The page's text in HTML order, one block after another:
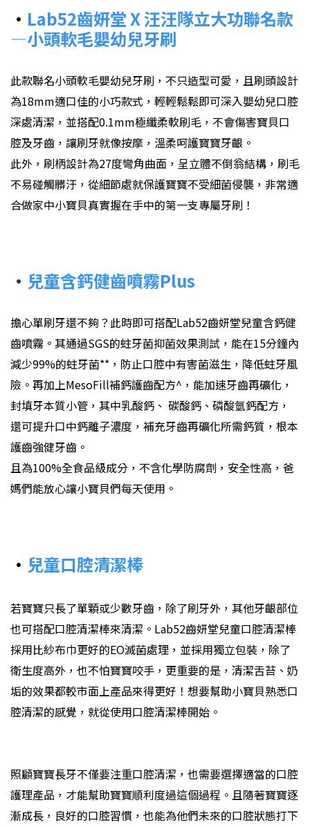
• Lab52齒妍堂 X 汪汪隊立大功聯名款
—小頭軟毛嬰幼兒牙刷
此款聯名小頭軟毛嬰幼兒牙刷，不只造型可愛，且刷頭設計
為18mm適口佳的小巧款式，輕輕鬆鬆即可深入嬰幼兒口腔
深處清潔，並搭配0.1mm極纖柔軟刷毛，不會傷害寶貝口
腔及牙齒，讓刷牙就像按摩，溫柔呵護寶寶牙齦。
此外，刷柄設計為27度彎角曲面，呈立體不倒翁結構，刷毛
不易碰觸髒汙，從細節處就保護寶寶不受細菌侵襲，非常適
合做家中小寶貝真實握在手中的第一支專屬牙刷！
• 兒童含鈣健齒噴霧Plus
擔心單刷牙還不夠？此時即可搭配Lab52齒妍堂兒童含鈣健
齒噴霧。其通過SGS的蛀牙菌抑菌效果測試，能在15分鐘內
減少99%的蛀牙菌**，防止口腔中有害菌滋生，降低蛀牙風
險。再加上MesoFill補鈣護齒配方^，能加速牙齒再礦化，
封填牙本質小管，其中乳酸鈣、 碳酸鈣、磷酸氫鈣配方，
還可提升口中鈣離子濃度，補充牙齒再礦化所需鈣質，根本
護齒強健牙齒。
且為100%全食品級成分，不含化學防腐劑，安全性高，爸
媽們能放心讓小寶貝們每天使用。
• 兒童口腔清潔棒
若寶寶只長了單顆或少數牙齒，除了刷牙外，其他牙齦部位
也可搭配口腔清潔棒來清潔。Lab52齒妍堂兒童口腔清潔棒
採用比紗布巾更好的EO滅菌處理，並採用獨立包裝，除了
衛生度高外，也不怕寶寶咬手，更重要的是，清潔舌苔、奶
垢的效果都較市面上產品來得更好！想要幫助小寶貝熟悉口
腔清潔的感覺，就從使用口腔清潔棒開始。
照顧寶寶長牙不僅要注重口腔清潔，也需要選擇適當的口腔
護理產品，才能幫助寶寶順利度過這個過程。且隨著寶寶逐
漸成長，良好的口腔習慣，也能為他們未來的口腔狀態打下